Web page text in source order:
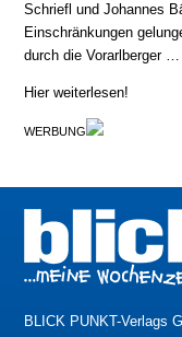
Schriefl und Johannes
Einschränkungen
durch die Vorarlberger …
Hier weiterlesen!
WERBUNG
BLICK PUNKT-Verlags